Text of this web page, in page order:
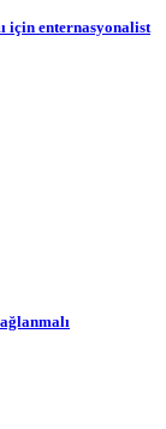
için enternasyonalist